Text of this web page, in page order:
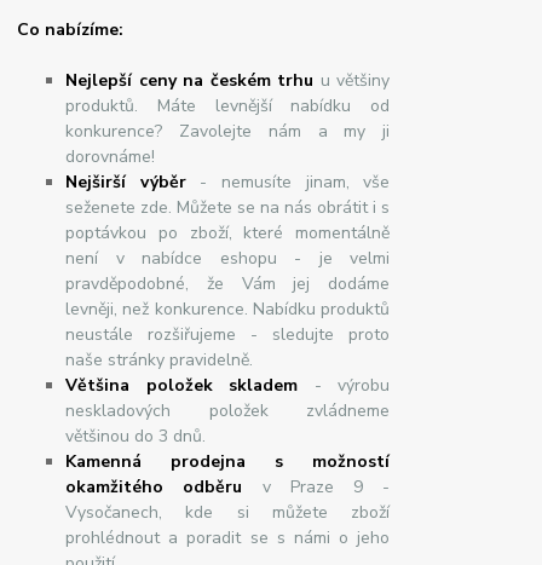
Co nabízíme:
Nejlepší ceny na českém trhu u většiny
produktů. Máte levnější nabídku od
konkurence? Zavolejte nám a my ji
dorovnáme!
Nejširšívýběr- nemusíte jinam, vše
seženete zde. Můžete se na nás obrátit i s
poptávkou po zboží, které momentálně
není v nabídce eshopu - je velmi
pravděpodobné, že Vám jej dodáme
levněji, než konkurence. Nabídku produktů
neustále rozšiřujeme - sledujte proto
naše stránky pravidelně.
Většina položek skladem - výrobu
neskladových položek zvládneme
většinou do 3 dnů.
Kamenná prodejna s možností
okamžitého odběru v Praze 9 -
Vysočanech, kde si můžete zboží
prohlédnout a poradit se s námi o jeho